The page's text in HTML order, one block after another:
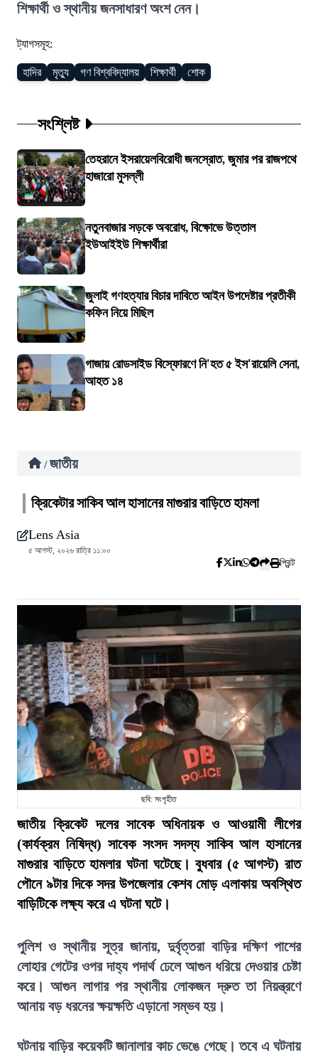
শিক্ষার্থী ও স্থানীয় জনসাধারণ অংশ নেন।
ট্যাগসমূহ:
হাদির মৃত্যু গণ বিশ্ববিদ্যালয় শিক্ষার্থী শোক
সংশ্লিষ্ট
তেহরানে ইসরায়েলবিরোধী জনস্রোত, জুমার পর রাজপথে
হাজারো মুসল্লী
নতুনবাজার সড়কে অবরোধ, বিক্ষোভে উত্তাল
ইউআইইউ শিক্ষার্থীরা
জুলাই গণহত্যার বিচার দাবিতে আইন উপদেষ্টার প্রতীকী
কফিন নিয়ে মিছিল
গাজায় রোডসাইড বিস্ফোরণে নি'হত ৫ ইস'রায়েলি সেনা,
আহত ১৪
/ জাতীয়
ক্রিকেটার সাকিব আল হাসানের মাগুরার বাড়িতে হামলা
Lens Asia
৫ আগস্ট, ২০২৬ রাত্রি ১১:০০
প্রিন্ট
ছবি: সংগৃহীত
জাতীয় ক্রিকেট দলের সাবেক অধিনায়ক ও আওয়ামী লীগের
(কার্যক্রম নিষিদ্ধ) সাবেক সংসদ সদস্য সাকিব আল হাসানের
মাগুরার বাড়িতে হামলার ঘটনা ঘটেছে। বুধবার (৫ আগস্ট) রাত
পৌনে ৯টার দিকে সদর উপজেলার কেশব মোড় এলাকায় অবস্থিত
বাড়িটিকে লক্ষ্য করে এ ঘটনা ঘটে।
পুলিশ ও স্থানীয় সূত্র জানায়, দুর্বৃত্তরা বাড়ির দক্ষিণ পাশের
লোহার গেটের ওপর দাহ্য পদার্থ ঢেলে আগুন ধরিয়ে দেওয়ার চেষ্টা
করে। আগুন লাগার পর স্থানীয় লোকজন দ্রুত তা নিয়ন্ত্রণে
আনায় বড় ধরনের ক্ষয়ক্ষতি এড়ানো সম্ভব হয়।
ঘটনায় বাড়ির কয়েকটি জানালার কাচ ভেঙে গেছে। তবে এ ঘটনায়